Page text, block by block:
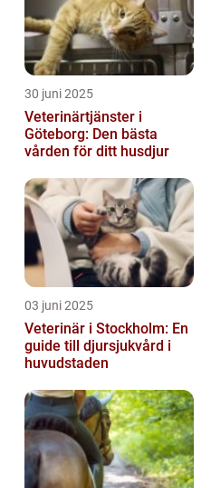
30 juni 2025
Veterinärtjänster i
Göteborg: Den bästa
vården för ditt husdjur
03 juni 2025
Veterinär i Stockholm: En
guide till djursjukvård i
huvudstaden